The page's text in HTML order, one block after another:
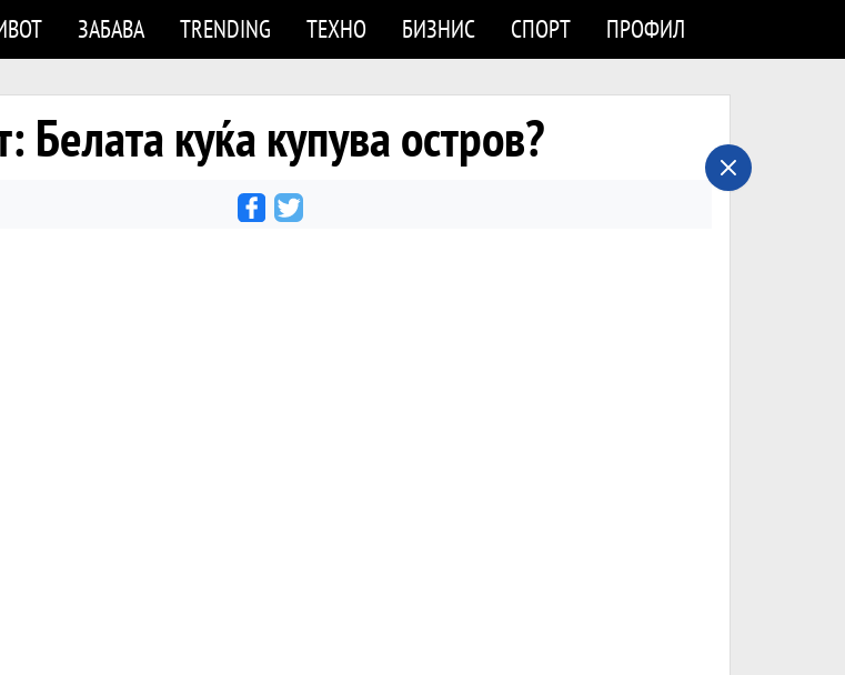
ЗАБАВА TRENDING ТЕХНО БИЗНИС СПОРТ ПРОФИЛ
куќа купува остров?